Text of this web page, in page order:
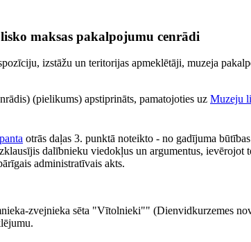
maksas pakalpojumu cenrādi
izstāžu un teritorijas apmeklētāji, muzeja
(pielikums) apstiprināts, pamatojoties uz Muzeju
otrās daļas 3. punktā noteikto - no gadījuma
dalībnieku viedokļus un argumentus, ievērojot
administratīvais akts.
zvejnieka sēta "Vītolnieki"" (Dienvidkurzemes